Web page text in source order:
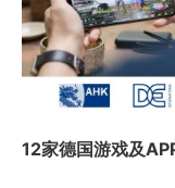
12家德国游戏及